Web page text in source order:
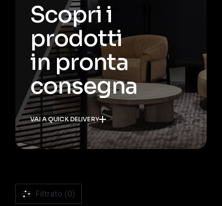
Scopri i
prodotti
in pronta
consegna
VAI A QUICK DELIVERY
Filtrato (0)